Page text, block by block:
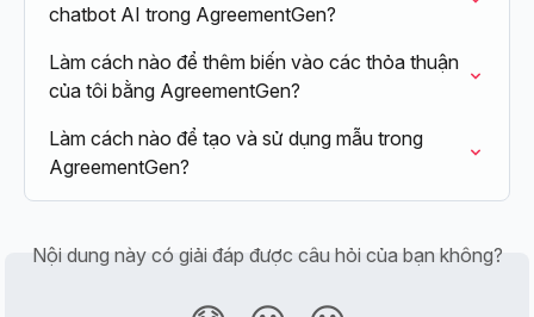
chatbot AI trong AgreementGen?
Làm cách nào để thêm biến vào các thỏa thuận
của tôi bằng AgreementGen?
Làm cách nào để tạo và sử dụng mẫu trong
AgreementGen?
Nội dung này có giải đáp được câu hỏi của bạn không?